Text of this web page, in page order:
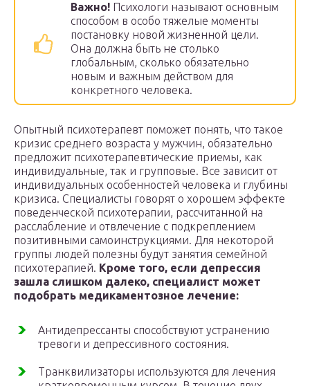
Важно! Психологи называют основным
способом в особо тяжелые моменты
постановку новой жизненной цели.
Она должна быть не столько
глобальным, сколько обязательно
новым и важным действом для
конкретного человека.
Опытный психотерапевт поможет понять, что такое
кризис среднего возраста у мужчин, обязательно
предложит психотерапевтические приемы, как
индивидуальные, так и групповые. Все зависит от
индивидуальных особенностей человека и глубины
кризиса. Специалисты говорят о хорошем эффекте
поведенческой психотерапии, рассчитанной на
расслабление и отвлечение с подкреплением
позитивными самоинструкциями. Для некоторой
группы людей полезны будут занятия семейной
психотерапией. Кроме того, если депрессия
зашла слишком далеко, специалист может
подобрать медикаментозное лечение:
Антидепрессанты способствуют устранению
тревоги и депрессивного состояния.
Транквилизаторы используются для лечения